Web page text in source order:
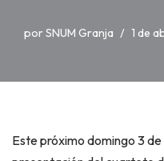
porSNUM Granja 1 de
Este próximo domingo 3